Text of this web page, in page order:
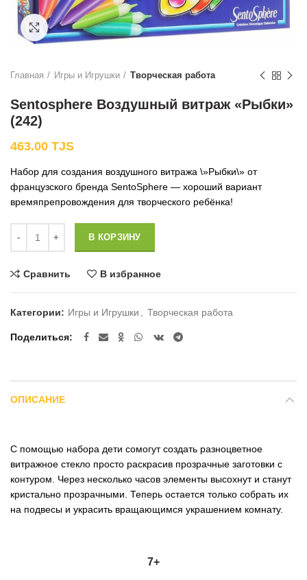
Нажмите, чтобы увеличить
Главная Игры и Игрушки Творческая работа
Sentosphere Воздушный витраж «Рыбки»
(242)
463.00 TJS
Набор для создания воздушного витража \»Рыбки\» от
французского бренда SentoSphere — хороший вариант
времяпрепровождения для творческого ребёнка!
В КОРЗИНУ
Сравнить В избранное
Категории: Игры и Игрушки , Творческая работа
Поделиться
ОПИСАНИЕ
С помощью набора дети сомогут создать разноцветное
витражное стекло просто раскрасив прозрачные заготовки с
контуром. Через несколько часов элементы высохнут и станут
кристально прозрачными. Теперь остается только собрать их
на подвесы и украсить вращающимся украшением комнату.
7+